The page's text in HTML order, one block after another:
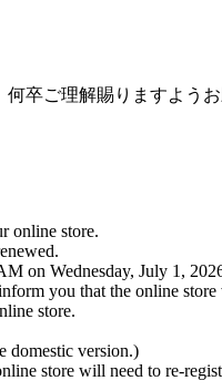
卒ご理解賜りますようお
online store.
on Wednesday, July 1,
you that the online
store.
domestic version.)
store will need to re-